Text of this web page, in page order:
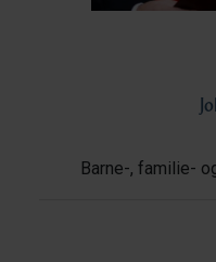
Barne-, familie-